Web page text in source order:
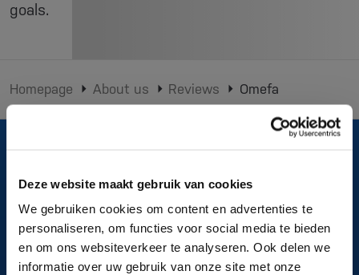
Deze website maakt gebruik van cookies
We gebruiken cookies om content en advertenties te
personaliseren, om functies voor social media te bieden
en om ons websiteverkeer te analyseren. Ook delen we
informatie over uw gebruik van onze site met onze
goals.
Homepage About us Reviews Omefa
About us
What do we do
Projects